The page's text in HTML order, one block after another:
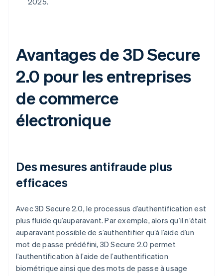
Avantages de 3D Secure
2.0 pour les entreprises
de commerce
électronique
Des mesures antifraude plus
efficaces
Avec 3D Secure 2.0, le processus d’authentification est
plus fluide qu’auparavant. Par exemple, alors qu’il n’était
auparavant possible de s’authentifier qu’à l’aide d’un
mot de passe prédéfini, 3D Secure 2.0 permet
l’authentification à l’aide de l’authentification
biométrique ainsi que des mots de passe à usage